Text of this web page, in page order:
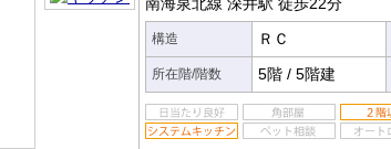
構造 ＲＣ
所在階/階数 5階 / 5階建